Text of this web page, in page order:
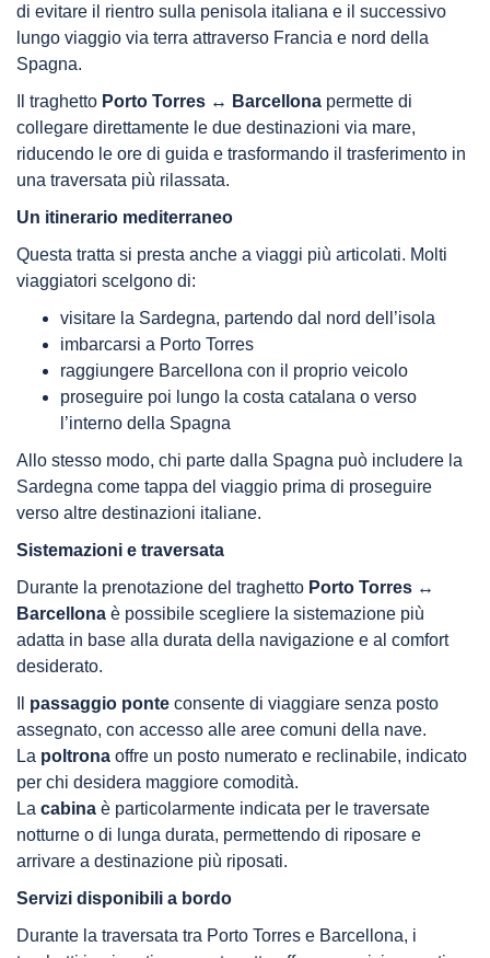
di evitare il rientro sulla penisola italiana e il successivo
lungo viaggio via terra attraverso Francia e nord della
Spagna.
Il traghetto Porto Torres ↔ Barcellona permette di
collegare direttamente le due destinazioni via mare,
riducendo le ore di guida e trasformando il trasferimento in
una traversata più rilassata.
Un itinerario mediterraneo
Questa tratta si presta anche a viaggi più articolati. Molti
viaggiatori scelgono di:
visitare la Sardegna, partendo dal nord dell’isola
imbarcarsi a Porto Torres
raggiungere Barcellona con il proprio veicolo
proseguire poi lungo la costa catalana o verso
l’interno della Spagna
Allo stesso modo, chi parte dalla Spagna può includere la
Sardegna come tappa del viaggio prima di proseguire
verso altre destinazioni italiane.
Sistemazioni e traversata
Durante la prenotazione del traghetto Porto Torres ↔
Barcellona è possibile scegliere la sistemazione più
adatta in base alla durata della navigazione e al comfort
desiderato.
passaggio ponte consente di viaggiare senza posto
assegnato, con accesso alle aree comuni della nave.
La poltrona offre un posto numerato e reclinabile, indicato
per chi desidera maggiore comodità.
La cabina è particolarmente indicata per le traversate
notturne o di lunga durata, permettendo di riposare e
arrivare a destinazione più riposati.
Servizi disponibili a bordo
Durante la traversata tra Porto Torres e Barcellona, i